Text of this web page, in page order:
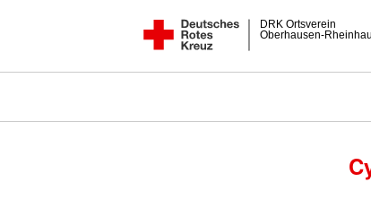
Oberhausen-
DRK Ortsverein